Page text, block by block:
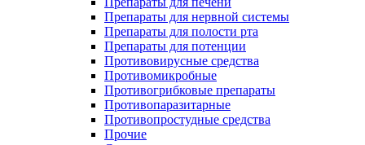
Препараты для нервной системы
Препараты для полости рта
Препараты для потенции
Противовирусные средства
Противомикробные
Противогрибковые препараты
Противопаразитарные
Противопростудные средства
Прочие